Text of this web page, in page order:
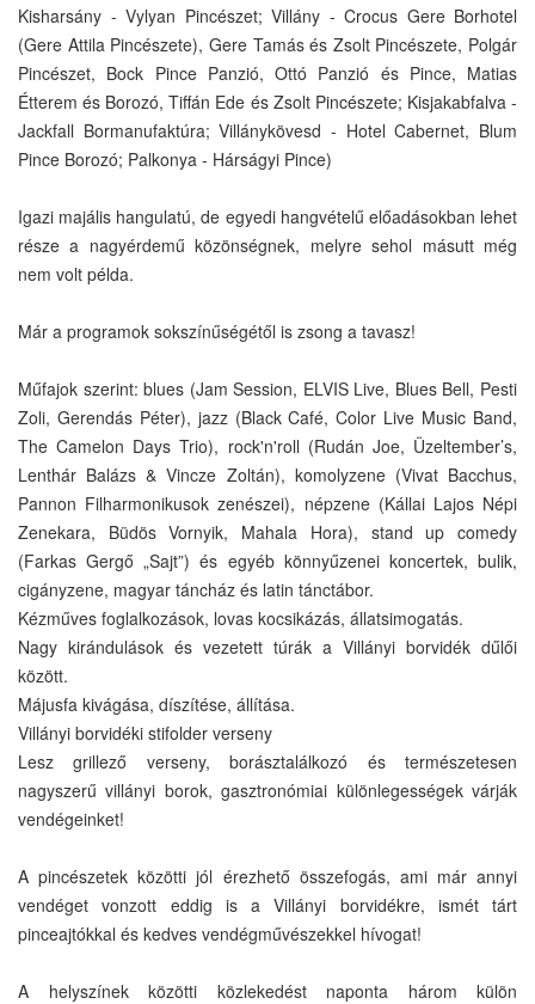
Kisharsány - Vylyan Pincészet; Villány - Crocus Gere Borhotel
(Gere Attila Pincészete), Gere Tamás és Zsolt Pincészete, Polgár
Pincészet, Bock Pince Panzió, Ottó Panzió és Pince, Matias
Étterem és Borozó, Tiffán Ede és Zsolt Pincészete; Kisjakabfalva -
Jackfall Bormanufaktúra; Villánykövesd - Hotel Cabernet, Blum
Pince Borozó; Palkonya - Hárságyi Pince)
Igazi majális hangulatú, de egyedi hangvételű előadásokban lehet
része a nagyérdemű közönségnek, melyre sehol másutt még
nem volt példa.
Már a programok sokszínűségétől is zsong a tavasz!
Műfajok szerint: blues (Jam Session, ELVIS Live, Blues Bell, Pesti
Zoli, Gerendás Péter), jazz (Black Café, Color Live Music Band,
The Camelon Days Trio), rock'n'roll (Rudán Joe, Üzeltember’s,
Lenthár Balázs & Vincze Zoltán), komolyzene (Vivat Bacchus,
Pannon Filharmonikusok zenészei), népzene (Kállai Lajos Népi
Zenekara, Büdös Vornyik, Mahala Hora), stand up comedy
(Farkas Gergő „Sajt”) és egyéb könnyűzenei koncertek, bulik,
cigányzene, magyar táncház és latin tánctábor.
Kézműves foglalkozások, lovas kocsikázás, állatsimogatás.
Nagy kirándulások és vezetett túrák a Villányi borvidék dűlői
között.
Májusfa kivágása, díszítése, állítása.
Villányi borvidéki stifolder verseny
Lesz grillező verseny, borásztalálkozó és természetesen
nagyszerű villányi borok, gasztronómiai különlegességek várják
vendégeinket!
A pincészetek közötti jól érezhető összefogás, ami már annyi
vendéget vonzott eddig is a Villányi borvidékre, ismét tárt
pinceajtókkal és kedves vendégművészekkel hívogat!
A helyszínek közötti közlekedést naponta három külön